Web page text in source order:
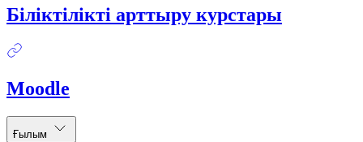
Біліктілікті арттыру курстары
Moodle
Ғылым